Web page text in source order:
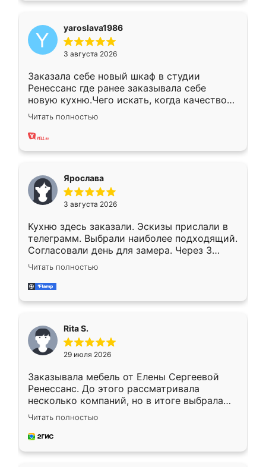
yaroslava1986
3 августа 2026
Заказала себе новый шкаф в студии
Ренессанс где ранее заказывала себе
новую кухню.Чего искать, когда качеством
вполне довольна. Служит кухня уже почти
два года, нареканий нет.
Читать полностью
Ярослава
3 августа 2026
Кухню здесь заказали. Эскизы прислали в
телеграмм. Выбрали наиболее подходящий.
Согласовали день для замера. Через 3
недели кухня была уже готова. Остались
довольны работой. Спасибо Ренессанс
мебель за качественную работу!
Читать полностью
Rita S.
29 июля 2026
Заказывала мебель от Елены Сергеевой
Ренессанс. До этого рассматривала
несколько компаний, но в итоге выбрала
эту. Сначала обговорили условия, потом
приехал замерщик, всё спокойно объяснил
и снял размеры. Изготовили в срок, с
Читать полностью